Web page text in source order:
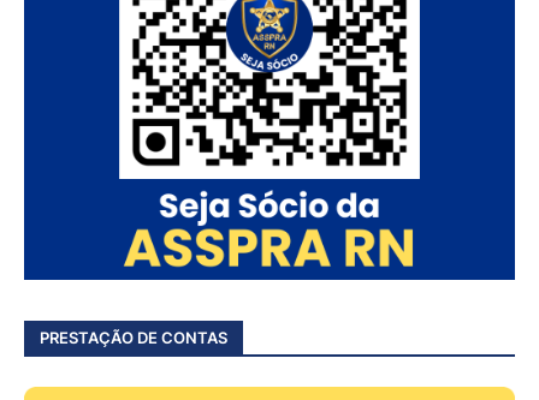
PRESTAÇÃO DE CONTAS